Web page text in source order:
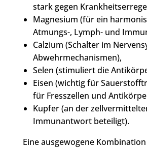
stark gegen
Magnesium (für ein
Atmungs-, Lymph- und
Calzium (Schalter im
Abwehrmechanismen),
Selen (stimuliert die
Eisen (wichtig für
für Fresszellen und
Kupfer (an der
Immunantwort beteiligt).
Eine ausgewogene